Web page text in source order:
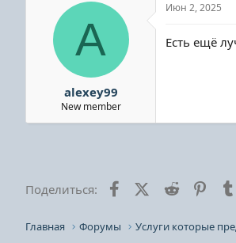
A
alexey99
New member
Июн 2, 2025
Есть ещё
Поделиться: FacebookX (Twitter)
Reddit
Главная Форумы Услуги которые